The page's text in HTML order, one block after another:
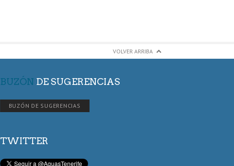
VOLVER ARRIBA
BUZÓN DE SUGERENCIAS
BUZÓN DE SUGERENCIAS
TWITTER